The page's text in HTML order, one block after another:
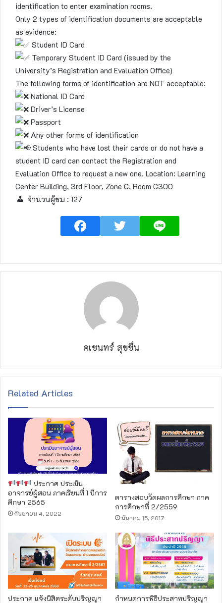
identification to enter examination rooms.
Only 2 types of identification documents are acceptable
as evidence:
Student ID Card
Temporary Student ID Card (issued by the
University’s Registration and Evaluation Office)
The following forms of identification are NOT acceptable:
National ID Card
Driver’s License
Passport
Any other forms of identification
Students who have lost their cards or do not have a
student ID card can contact the Registration and
Evaluation Office to request a new one. Location: Learning
Center Building, 3rd Floor, Zone C, Room C300
จำนวนผู้ชม : 127
คเชนทร์ สุขชื่น
Related Articles
ประกาศ ประเมิน
อาจารย์ผู้สอน ภาคเรียนที่ 1 ปีการ
ศึกษา 2565
กันยายน 4, 2022
ตารางสอบวัดผลการศึกษา ภาค
การศึกษาที่ 2/2559
มีนาคม 15, 2017
ประกาศ แจ้งนิสิตระดับปริญญา กำหนดการพิธีประสาทปริญญา